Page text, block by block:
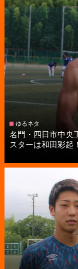
ゆるネタ
名門・四日市中央
スターは和田彩起